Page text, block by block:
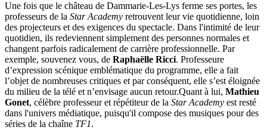
Une fois que le château de Dammarie-Les-Lys ferme ses portes, les
professeurs de la Star Academy retrouvent leur vie quotidienne, loin
des projecteurs et des exigences du spectacle. Dans l'intimité de leur
quotidien, ils redeviennent simplement des personnes normales et
changent parfois radicalement de carrière professionnelle. Par
exemple, souvenez vous, de Raphaëlle Ricci. Professeure
d’expression scénique emblématique du programme, elle a fait
l’objet de nombreuses critiques et par conséquent, elle s’est éloignée
du milieu de la télé et n’envisage aucun retour.Quant à lui, Mathieu
Gonet, célèbre professeur et répétiteur de la Star Academy est resté
dans l'univers médiatique, puisqu'il compose des musiques pour des
séries de la chaîne TF1.